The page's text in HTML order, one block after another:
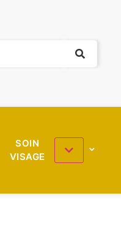
SOIN
VISAGE